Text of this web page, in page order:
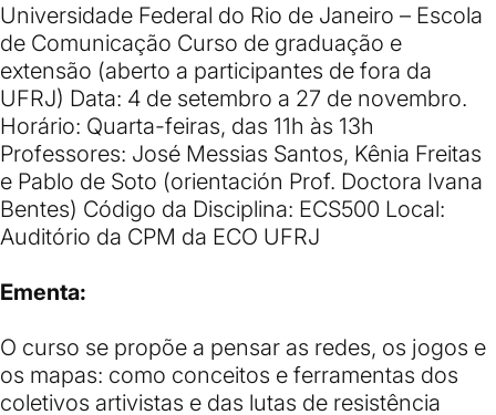
Universidade Federal do Rio de Janeiro – Escola
de Comunicação Curso de graduação e
extensão (aberto a participantes de fora da
UFRJ) Data: 4 de setembro a 27 de novembro.
Horário: Quarta-feiras, das 11h às 13h
Professores: José Messias Santos, Kênia Freitas
e Pablo de Soto (orientación Prof. Doctora Ivana
Bentes) Código da Disciplina: ECS500 Local:
Auditório da CPM da ECO UFRJ
Ementa:
O curso se propõe a pensar as redes, os jogos e
os mapas: como conceitos e ferramentas dos
coletivos artivistas e das lutas de resistência